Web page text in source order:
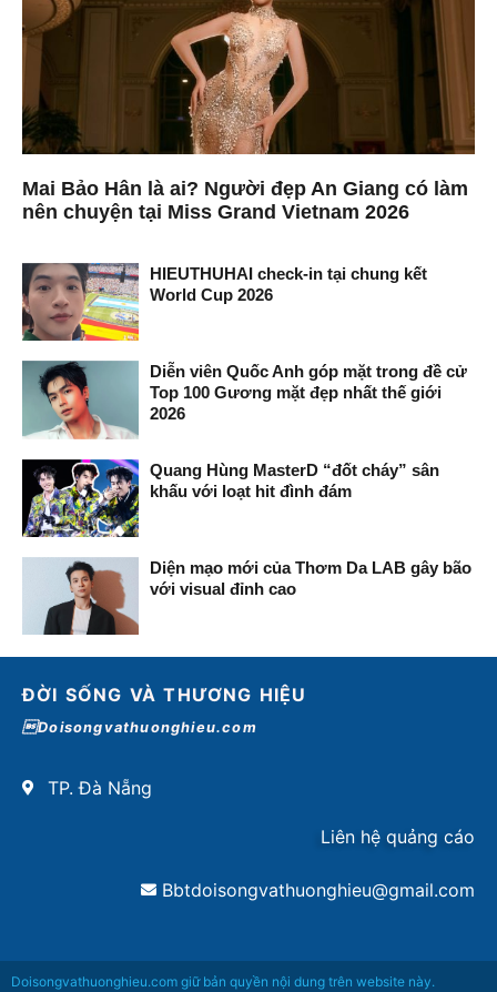
Mai Bảo Hân là ai? Người đẹp An Giang có làm
nên chuyện tại Miss Grand Vietnam 2026
HIEUTHUHAI check-in tại chung kết
World Cup 2026
Diễn viên Quốc Anh góp mặt trong đề cử
Top 100 Gương mặt đẹp nhất thế giới
2026
Quang Hùng MasterD “đốt cháy” sân
khấu với loạt hit đình đám
Diện mạo mới của Thơm Da LAB gây bão
với visual đỉnh cao
ĐỜI SỐNG VÀ THƯƠNG HIỆU
Doisongvathuonghieu.com
TP. Đà Nẵng
Liên hệ quảng cáo
Bbtdoisongvathuonghieu@gmail.com
Doisongvathuonghieu.com giữ bản quyền nội dung trên website này.